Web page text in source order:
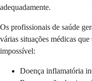
adequadamente.
Os profissionais de saúde
várias situações médicas
impossível:
Doença inflamatória